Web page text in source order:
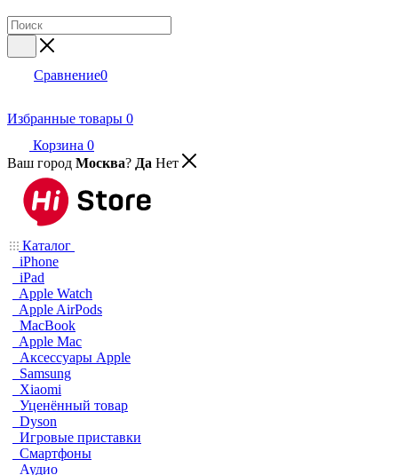
Сравнение0
Избранные товары 0
Корзина 0
Ваш город Москва? Да Нет
Каталог
iPhone
iPad
Apple Watch
Apple AirPods
MacBook
Apple Mac
Аксессуары Apple
Samsung
Xiaomi
Уценённый товар
Dyson
Игровые приставки
Смартфоны
Аудио